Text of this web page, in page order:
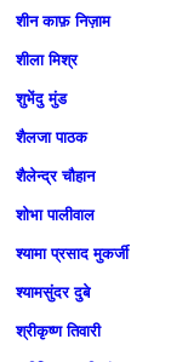
शीन काफ़ निज़ाम
शीला मिश्र
शुभेंदु मुंड
शैलजा पाठक
शैलेन्द्र चौहान
शोभा पालीवाल
श्‍यामा प्रसाद मुकर्जी
श्यामसुंदर दुबे
श्रीकृष्ण तिवारी